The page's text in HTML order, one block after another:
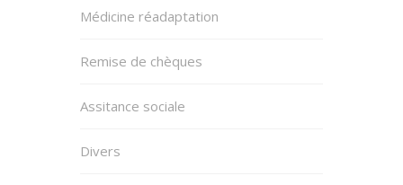
Médicine réadaptation
Remise de chèques
Assitance sociale
Divers